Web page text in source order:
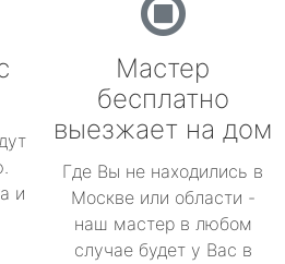
и
Мастер
бесплатно
выезжает на дом
Где Вы не находились в
Москве или области -
наш мастер в любом
случае будет у Вас в